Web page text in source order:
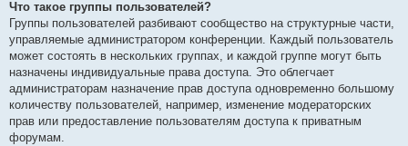
Что такое группы пользователей?
Группы пользователей разбивают сообщество на структурные части,
управляемые администратором конференции. Каждый пользователь
может состоять в нескольких группах, и каждой группе могут быть
назначены индивидуальные права доступа. Это облегчает
администраторам назначение прав доступа одновременно большому
количеству пользователей, например, изменение модераторских
прав или предоставление пользователям доступа к приватным
форумам.